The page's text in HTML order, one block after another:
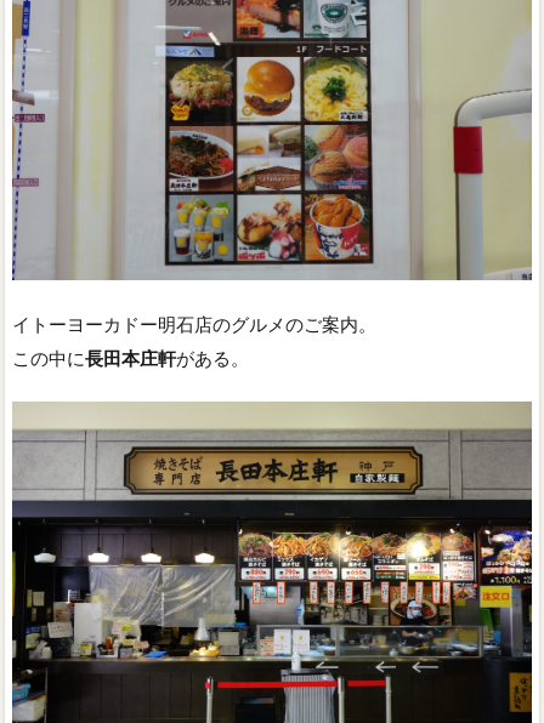
イトーヨーカドー明石店のグルメのご案内。
この中に長田本庄軒がある。